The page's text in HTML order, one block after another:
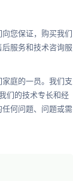
您保证，购买我们
服务和技术咨询服
庭的一员。我们支
们的技术专长和经
何问题、问题或需